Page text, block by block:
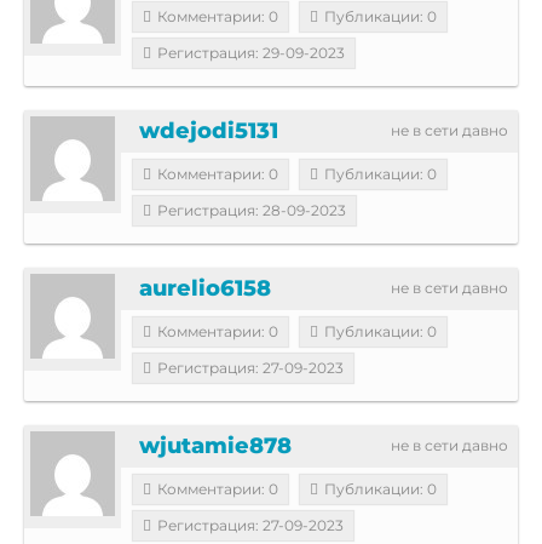
Комментарии: 0
Публикации: 0
Регистрация: 29-09-2023
не в сети давно
wdejodi5131
Комментарии: 0
Публикации: 0
Регистрация: 28-09-2023
не в сети давно
aurelio6158
Комментарии: 0
Публикации: 0
Регистрация: 27-09-2023
не в сети давно
wjutamie878
Комментарии: 0
Публикации: 0
Регистрация: 27-09-2023